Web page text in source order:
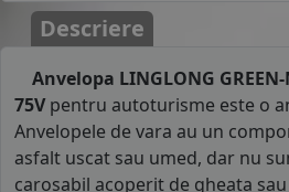
Descriere
Anvelopa LINGLONG
75Vpentru autoturisme este o
Anvelopele de vara au un
asfalt uscat sau umed, dar nu
carosabil acoperit de gheata